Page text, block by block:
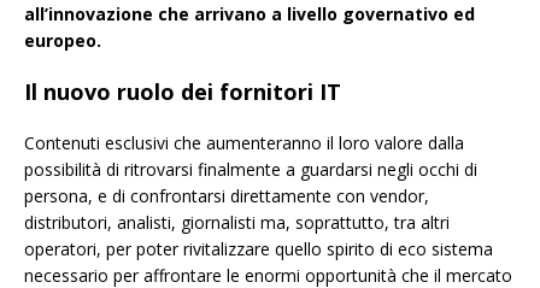
all’innovazione che arrivano a livello governativo ed
europeo.
Il nuovo ruolo dei fornitori IT
Contenuti esclusivi che aumenteranno il loro valore dalla
possibilità di ritrovarsi finalmente a guardarsi negli occhi di
persona, e di confrontarsi direttamente con vendor,
distributori, analisti, giornalisti ma, soprattutto, tra altri
operatori, per poter rivitalizzare quello spirito di eco sistema
necessario per affrontare le enormi opportunità che il mercato